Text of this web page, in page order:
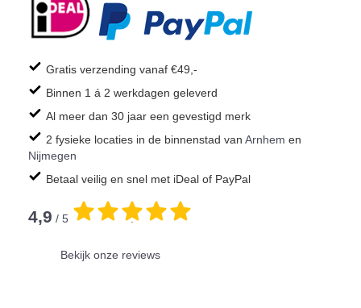
Gratis verzending vanaf €49,-
Binnen 1 á 2 werkdagen geleverd
Al meer dan 30 jaar een gevestigd merk
2 fysieke locaties in de binnenstad van Arnhem en
Nijmegen
Betaal veilig en snel met iDeal of PayPal
4,9 / 5 .
Bekijk onze reviews